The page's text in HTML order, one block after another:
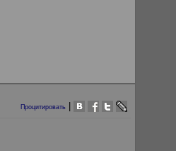
Процитировать